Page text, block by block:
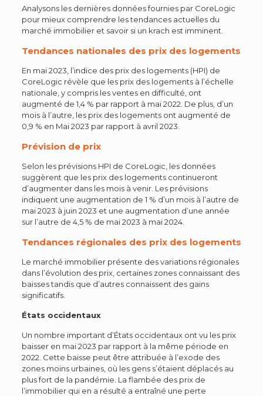
Analysons les dernières donnéesfournies par CoreLogic
pour mieux comprendre les tendances actuelles du
marché immobilier et savoir si un krach est imminent.
Tendances nationales des prix des logements
En mai 2023, l’indice des prix des logements (HPI) de
CoreLogic révèle que les prix des logements à l’échelle
nationale, y compris les ventes en difficulté, ont
augmenté de 1,4 % par rapport à mai 2022. De plus, d’un
mois à l’autre, les prix des logements ont augmenté de
0,9 % en Mai 2023 par rapport à avril 2023.
Prévision de prix
Selon les prévisions HPI de CoreLogic, les données
suggèrent que les prix des logements continueront
d’augmenter dans les mois à venir. Les prévisions
indiquent une augmentation de 1 % d’un mois à l’autre de
mai 2023 à juin 2023 et une augmentation d’une année
sur l’autre de 4,5 % de mai 2023 à mai 2024.
Tendances régionales des prix des logements
Le marché immobilier présente des variations régionales
dans l’évolution des prix, certaines zones connaissant des
baisses tandis que d’autres connaissent des gains
significatifs.
États occidentaux
Un nombre important d’États occidentaux ont vu les prix
baisser en mai 2023 par rapport à la même période en
2022. Cette baisse peut être attribuée à l’exode des
zones moins urbaines, où les gens s’étaient déplacés au
plus fort de la pandémie. La flambée des prix de
l’immobilier qui en a résulté a entraîné une perte